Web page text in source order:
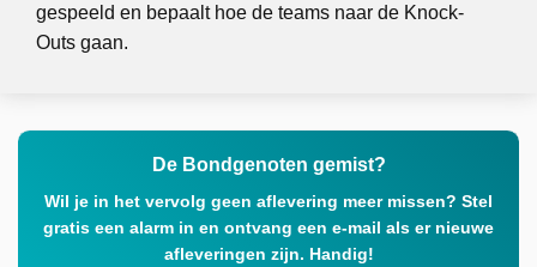
gespeeld en bepaalt hoe de teams naar de Knock-
Outs gaan.
De Bondgenoten gemist?
Wil je in het vervolg geen aflevering meer missen? Stel
gratis een alarm in en ontvang een e-mail als er nieuwe
afleveringen zijn. Handig!